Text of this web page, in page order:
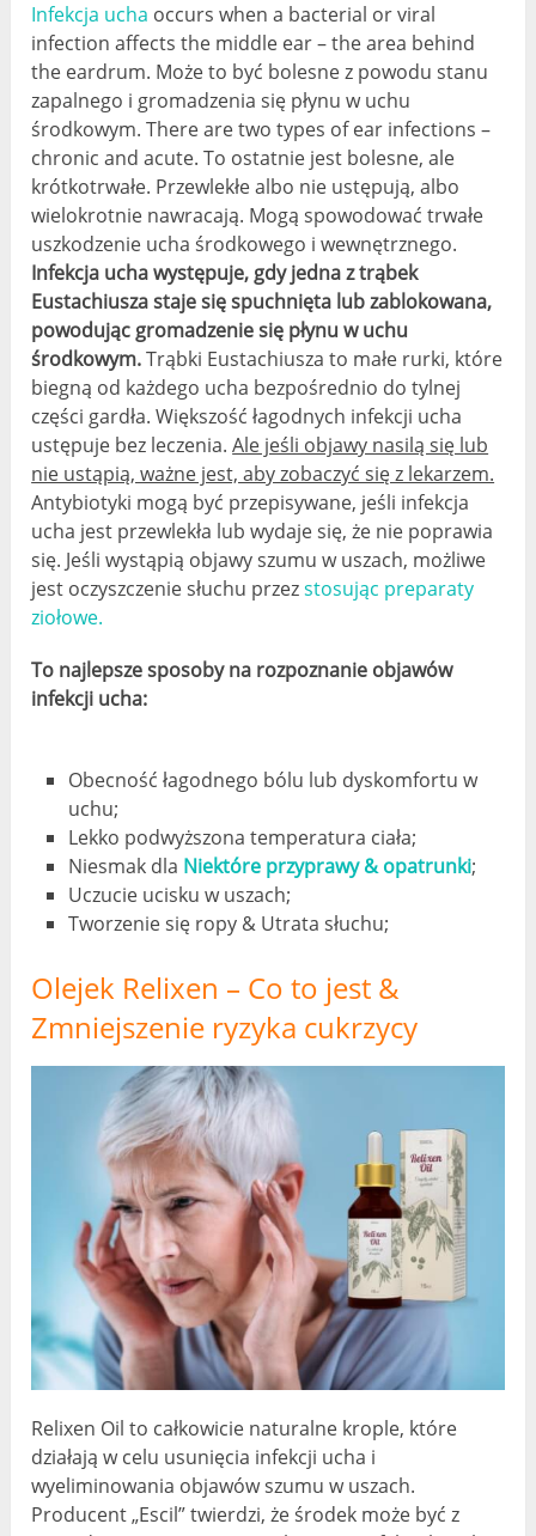
Infekcja ucha occurs when a bacterial or viral
infection affects the middle ear–the area behind
the eardrum. Może to być bolesne z powodu stanu
zapalnego i gromadzenia się płynu w uchu
środkowym.There are two types of ear infections –
chronic and acute. To ostatnie jest bolesne, ale
krótkotrwałe. Przewlekłe albo nie ustępują, albo
wielokrotnie nawracają. Mogą spowodować trwałe
uszkodzenie ucha środkowego i wewnętrznego.
Infekcja ucha występuje, gdy jedna z trąbek
Eustachiusza staje się spuchnięta lub zablokowana,
powodując gromadzenie się płynu w uchu
środkowym.Trąbki Eustachiusza to małe rurki, które
biegną od każdego ucha bezpośrednio do tylnej
części gardła. Większość łagodnych infekcji ucha
ustępuje bez leczenia.Ale jeśli objawy nasilą się lub
nie ustąpią, ważne jest, aby zobaczyć się z lekarzem.
Antybiotyki mogą być przepisywane, jeśli infekcja
ucha jest przewlekła lub wydaje się, że nie poprawia
się. Jeśli wystąpią objawy szumu w uszach, możliwe
jest oczyszczenie słuchu przezstosując preparaty
ziołowe.
To najlepsze sposoby na rozpoznanie objawów
infekcji ucha:
Obecność łagodnego bólu lub dyskomfortu w
uchu;
Lekko podwyższona temperatura ciała;
Niesmak dla Niektóre przyprawy & opatrunki;
Uczucie ucisku w uszach;
Tworzenie się ropy & Utrata słuchu;
Olejek Relixen – Co to jest &
Zmniejszenie ryzyka cukrzycy
Relixen Oil to całkowicie naturalne krople, które
działają w celu usunięcia infekcji ucha i
wyeliminowania objawów szumu w uszach.
Producent „Escil” twierdzi, że środek może być z